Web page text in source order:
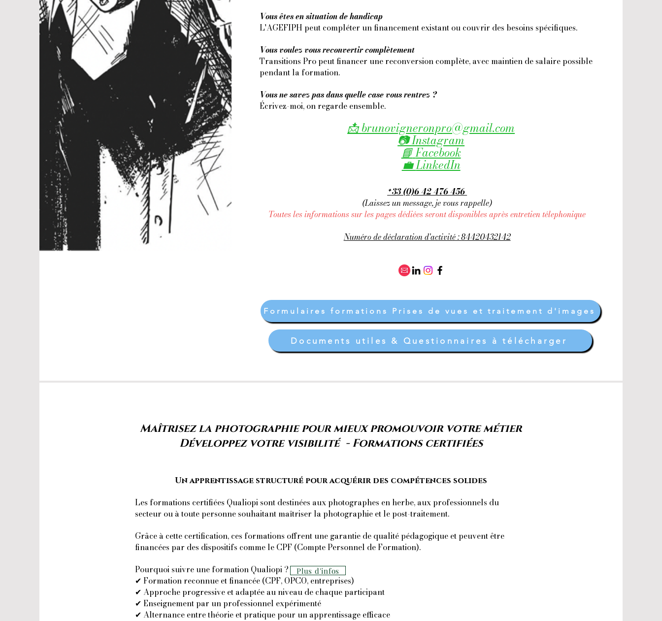
Vous êtes en situation de handicap
L'AGEFIPH peut compléter un financement existant ou couvrir des besoins spécifiques.
Vous voulez vous reconvertir complètement
Transitions Pro peut financer une reconversion complète, avec maintien de salaire possible
pendant la formation.
Vous ne savez pas dans quelle case vous rentrez ?
Écrivez-moi, on regarde ensemble.
📩brunovigneronpro@gmail.com
📷Instagram
📘Facebook
💼LinkedIn
ᐩ 33 (0)6 42 476 456
(Laissez un message, je vous rappelle)
Toutes les informations sur les pages dédiées seront disponibles après entretien télephonique
Numéro de déclaration d'activité : 84420432142
Formulaires formations Prises de vues et traitement d'images
Documents utiles & Questionnaires à télécharger
Maîtrisez la photographie pour mieux promouvoir votre métier
Développez votre visibilité - Formations certifiées
Un apprentissage structuré pour acquérir des compétences solides
Les formations certifiées Qualiopi sont destinées aux photographes en herbe, aux professionnels du
secteur ou à toute personne souhaitant maîtriser la photographie et le post-traitement.
Grâce à cette certification, ces formations offrent une garantie de qualité pédagogique et peuvent être
financées par des dispositifs comme le CPF (Compte Personnel de Formation).
Pourquoi suivre une formation Qualiopi ?
✔ Formation reconnue et financée (CPF, OPCO, entreprises)
✔ Approche progressive et adaptée au niveau de chaque participant
✔ Enseignement par un professionnel expérimenté
✔ Alternance entre théorie et pratique pour un apprentissage efficace
Plus d'infos